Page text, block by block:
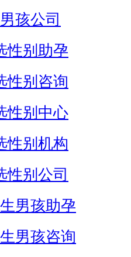
孩公司
性别助孕
性别咨询
性别中心
性别机构
性别公司
男孩助孕
男孩咨询